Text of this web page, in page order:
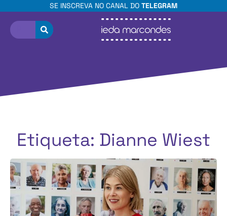
SE INSCREVA NO CANAL DO TELEGRAM
Etiqueta: Dianne Wiest